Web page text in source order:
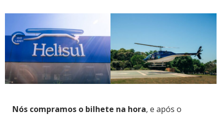
Nós compramos o bilhete na hora, e após o